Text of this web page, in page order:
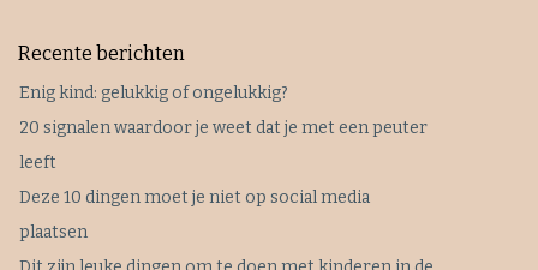
Recente berichten
Enig kind: gelukkig of ongelukkig?
20 signalen waardoor je weet dat je met een peuter
leeft
Deze 10 dingen moet je niet op social media
plaatsen